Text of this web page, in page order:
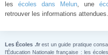
les écoles dans Melun, une
retrouver les informations attendues.
Les Écoles .frest un guide pratique
l'Éducation Nationale française : les